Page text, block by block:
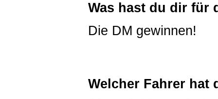
Was hast du dir für
Die DM gewinnen!
Welcher Fahrer hat